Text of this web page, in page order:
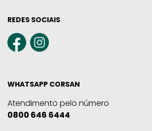
REDES SOCIAIS
WHATSAPP CORSAN
Atendimento pelo número
0800 646 6444